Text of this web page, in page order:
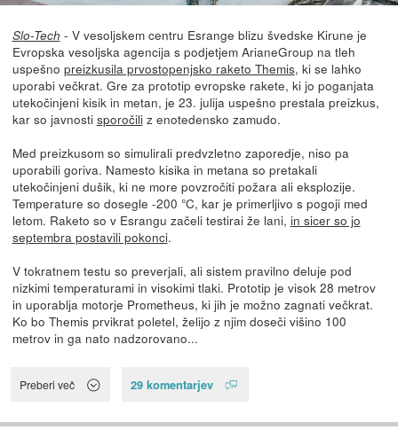
Slo-Tech - V vesoljskem centru Esrange blizu švedske Kirune je
Evropska vesoljska agencija s podjetjem ArianeGroup na tleh
uspešno preizkusila prvostopenjsko raketo Themis, ki se lahko
uporabi večkrat. Gre za prototip evropske rakete, ki jo poganjata
utekočinjeni kisik in metan, je 23. julija uspešno prestala preizkus,
kar so javnosti sporočiliz enotedensko zamudo.
Med preizkusom so simulirali predvzletno zaporedje, niso pa
uporabili goriva. Namesto kisika in metana so pretakali
utekočinjeni dušik, ki ne more povzročiti požara ali eksplozije.
Temperature so dosegle -200 °C, kar je primerljivo s pogoji med
letom. Raketo so v Esrangu začeli testirai že lani, in sicer so jo
septembra postavili pokonci.
V tokratnem testu so preverjali, ali sistem pravilno deluje pod
nizkimi temperaturami in visokimi tlaki. Prototip je visok 28 metrov
in uporablja motorje Prometheus, ki jih je možno zagnati večkrat.
Ko bo Themis prvikrat poletel, želijo z njim doseči višino 100
metrov in ga nato nadzorovano...
Preberi več 29 komentarjev